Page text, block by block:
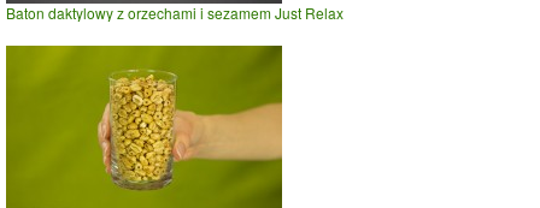
Baton daktylowy z orzechami i sezamem Just Relax